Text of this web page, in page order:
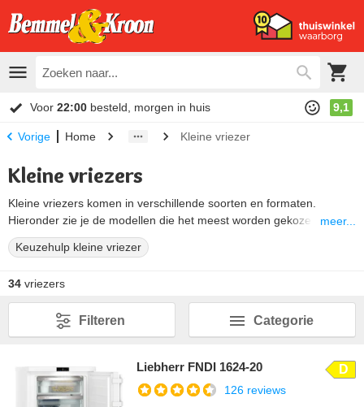
Voor 22:00 besteld, morgen in huis 9,1
Vorige Home Kleine vriezer
Kleine vriezers
Kleine vriezers komen in verschillende soorten en formaten.
Hieronder zie je de modellen die het meest worden gekozen, elk
met hun eigen voordelen en geschikte toepassingen.
meer...
Keuzehulp kleine vriezer
34 vriezers
Categorie
Filteren
Liebherr FNDI 1624-20 D
126 reviews